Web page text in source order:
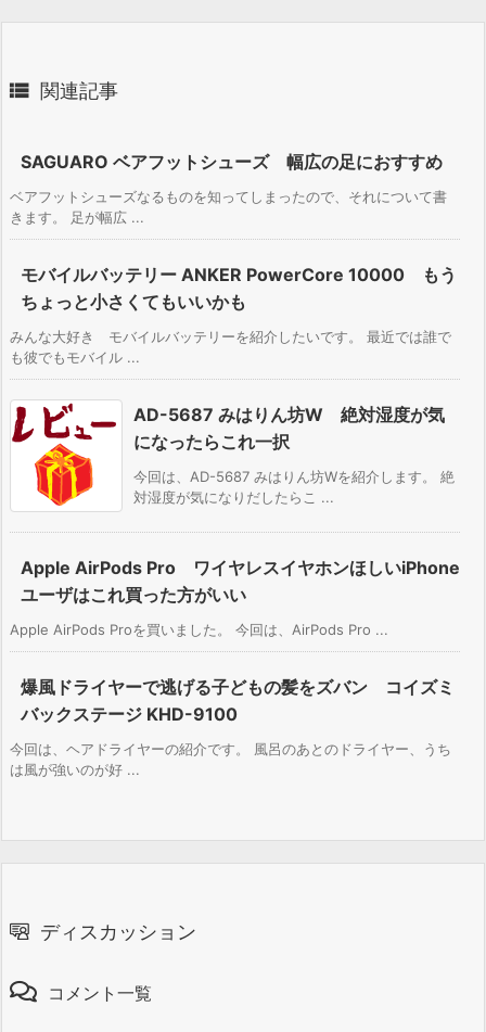
 関連記事
SAGUARO ベアフットシューズ 幅広の足におすすめ
ベアフットシューズなるものを知ってしまったので、それについて書
きます。 足が幅広 ...
モバイルバッテリー ANKER PowerCore 10000 もう
ちょっと小さくてもいいかも
みんな大好き モバイルバッテリーを紹介したいです。 最近では誰で
も彼でもモバイル ...
AD-5687 みはりん坊W 絶対湿度が気
になったらこれ一択
今回は、AD-5687 みはりん坊Wを紹介します。 絶
対湿度が気になりだしたらこ ...
Apple AirPods Pro ワイヤレスイヤホンほしいiPhone
ユーザはこれ買った方がいい
Apple AirPods Proを買いました。 今回は、AirPods Pro ...
爆風ドライヤーで逃げる子どもの髪をズバン コイズミ
バックステージ KHD-9100
今回は、ヘアドライヤーの紹介です。 風呂のあとのドライヤー、うち
は風が強いのが好 ...
ディスカッション
コメント一覧